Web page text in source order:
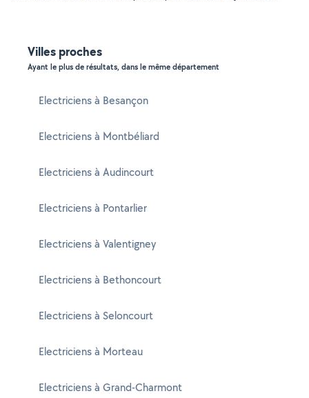
Villes proches
Ayant le plus de résultats, dans le même département
Electriciens à Besançon
Electriciens à Montbéliard
Electriciens à Audincourt
Electriciens à Pontarlier
Electriciens à Valentigney
Electriciens à Bethoncourt
Electriciens à Seloncourt
Electriciens à Morteau
Electriciens à Grand-Charmont